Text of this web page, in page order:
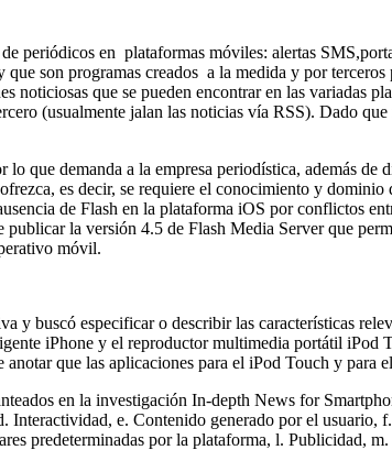
periódicos en plataformas móviles: alertas
son programas creados a la medida y por
que se pueden encontrar en las variadas
(usualmente jalan las noticias vía RSS). Dado
que demanda a la empresa periodística, además
es decir, se requiere el conocimiento y
de Flash en la plataforma iOS por conflictos
la versión 4.5 de Flash Media Server que
móvil.
y buscó especificar o describir las características
iPhone y el reproductor multimedia portátil iPod
que las aplicaciones para el iPod Touch y para
en la investigación In-depth News for
e. Contenido generado por el
predeterminadas por la plataforma, l. Publicidad,